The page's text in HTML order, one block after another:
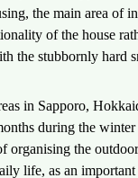
the main area of
of the house
the stubbornly hard
in Sapporo,
during the
organising the
life, as an